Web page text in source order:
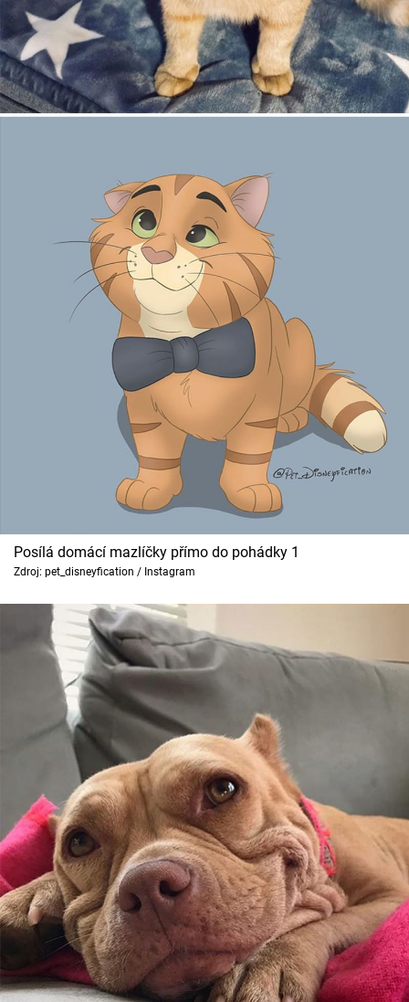
Cool Esport
Pořady
TV Program
Přihlášení
Sledujte nás
Posílá domácí mazlíčky přímo do pohádky 1
Zdroj: pet_disneyfication / Instagram